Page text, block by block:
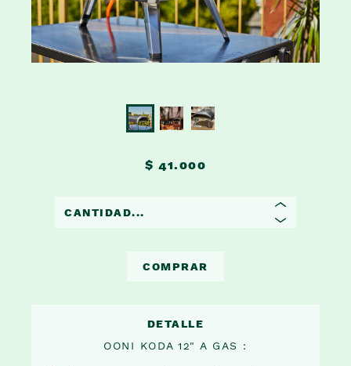
$ 41.000
COMPRAR
DETALLE
OONI KODA 12" A GAS :